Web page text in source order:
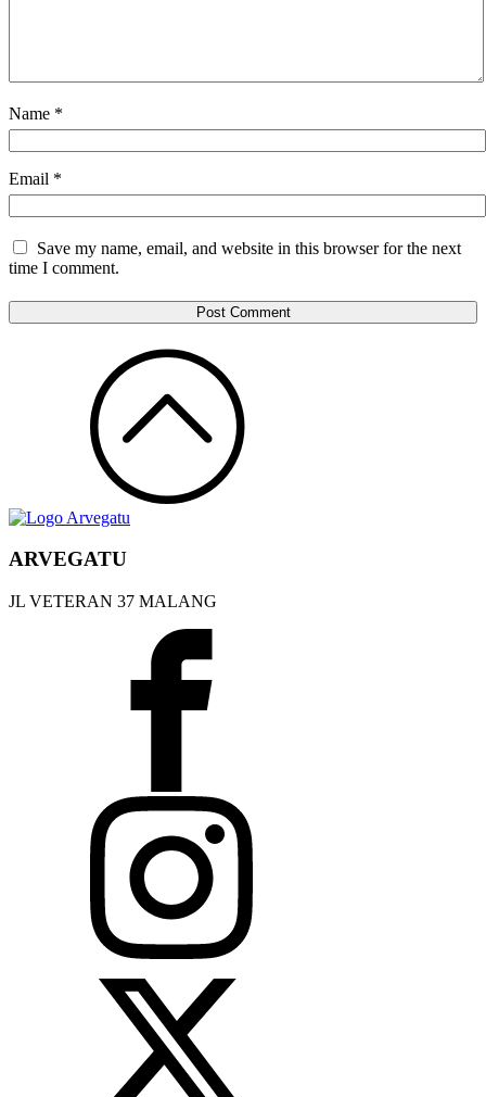
Name *
Email *
Save my name, email, and website in this browser for the next
time I comment.
ARVEGATU
JL VETERAN 37 MALANG